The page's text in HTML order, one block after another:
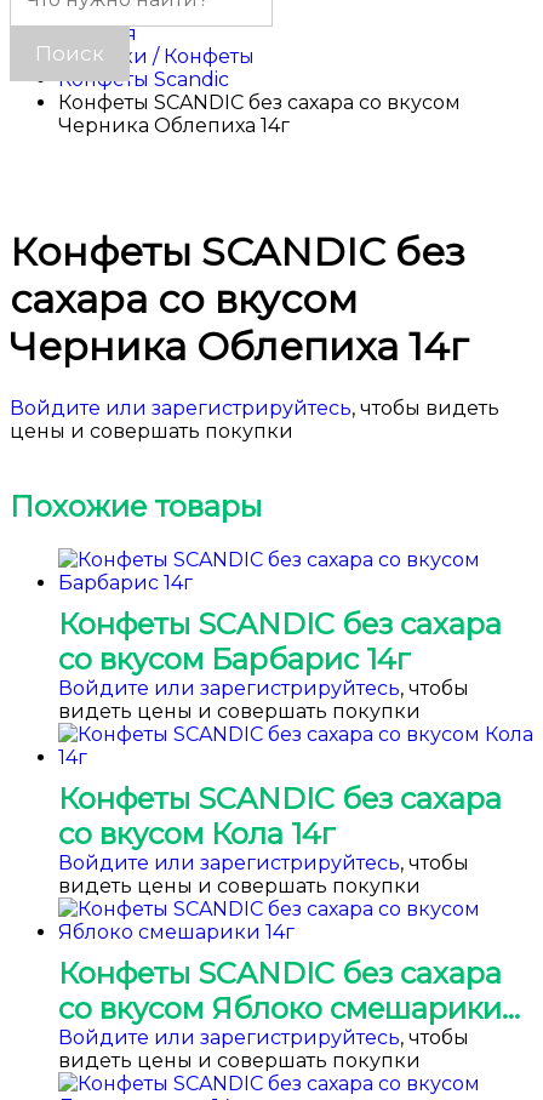
Главная
Напитки / Конфеты
Конфеты Scandic
Конфеты SCANDIC без сахара со вкусом
Черника Облепиха 14г
Конфеты SCANDIC без
сахара со вкусом
Черника Облепиха 14г
Войдите или зарегистрируйтесь, чтобы видеть
цены и совершать покупки
Похожие товары
Конфеты SCANDIC без сахара
со вкусом Барбарис 14г
Войдите или зарегистрируйтесь, чтобы
видеть цены и совершать покупки
Конфеты SCANDIC без сахара
со вкусом Кола 14г
Войдите или зарегистрируйтесь, чтобы
видеть цены и совершать покупки
Конфеты SCANDIC без сахара
со вкусом Яблоко смешарики
14г
Войдите или зарегистрируйтесь, чтобы
видеть цены и совершать покупки